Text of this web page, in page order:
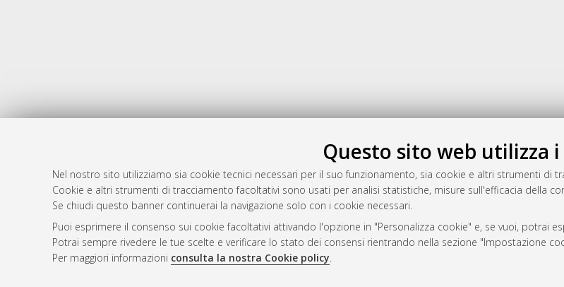
Questo sito web utilizza
Nel nostro sito utilizziamo sia cookie tecnici necessari per il suo funzionamento, sia cookie e altri strumenti di
Cookie e altri strumenti di tracciamento facoltativi sono usati per analisi statistiche, misure sull'efficacia della
Se chiudi questo banner continuerai la navigazione solo con i cookie necessari.
Puoi esprimere il consenso sui cookie facoltativi attivando l'opzione in "Personalizza cookie" e, se vuoi, potrai
Potrai sempre rivedere le tue scelte e verificare lo stato dei consensi rientrando nella sezione "Impostazione
Per maggiori informazioni consulta la nostra Cookie policy.
Gestione del documento:
Atom
Rss 1.0
Rss 2.0
AMS Laurea
Servizio implementato e gestito da
Impostazioni Cookie
Informativa sulla privacy
Condizioni d’uso del sito